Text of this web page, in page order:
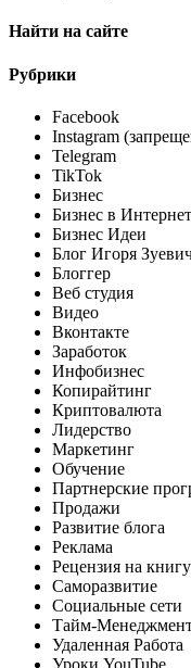
Найти на сайте
Рубрики
Facebook
Instagram
Telegram
TikTok
Бизнес
Бизнес в
Бизнес Идеи
Блог Игоря
Блоггер
Веб студия
Видео
Вконтакте
Заработок
Инфобизнес
Копирайтинг
Криптовалюта
Лидерство
Маркетинг
Обучение
Партнерские
Продажи
Развитие блога
Реклама
Рецензия на книгу
Саморазвитие
Социальные сети
Тайм-
Удаленная Работа
Уроки YouTube